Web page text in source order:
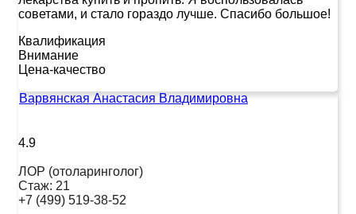
советами, и стало гораздо лучше. Спасибо большое!
Квалификация
Внимание
Цена-качество
Варвянская Анастасия Владимировна
4.9
ЛОР (отоларинголог)
Стаж: 21
+7 (499) 519-38-52